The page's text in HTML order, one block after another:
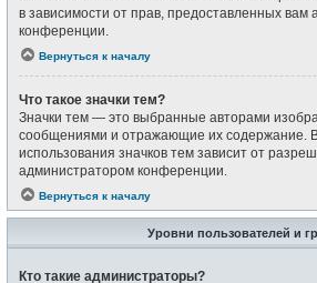
в зависимости от прав, предоставленных вам
конференции.
Вернуться к началу
Что такое значки тем?
Значки тем — это выбранные авторами
сообщениями и отражающие их содержание.
использования значков тем зависит от
администратором конференции.
Вернуться к началу
Уровни пользователей и
Кто такие администраторы?